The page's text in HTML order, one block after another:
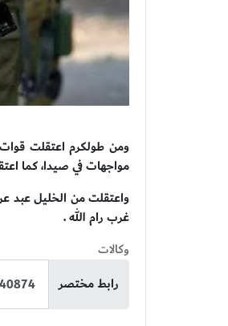
ومن طولكرم اعتقلت قوات
مواجهات في صيدا، كما
واعتقلت من الخليل عبد
غرب رام الله .
وكالات
رابط مختصر